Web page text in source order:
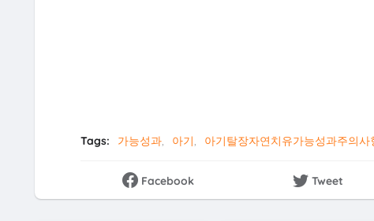
Tags: 가능성과 아기 아기탈장자연치유가능성과주의사
Facebook Tweet